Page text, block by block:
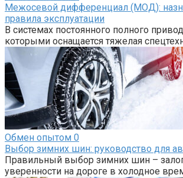
Межосевой дифференциал (МОД):
правила эксплуатации
В системах постоянного полного
которыми оснащается тяжелая
Обмен опытом 0
Выбор зимних шин: руководство для
Правильный выбор зимних шин –
уверенности на дороге в холодное